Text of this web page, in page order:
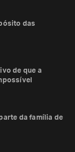
das
de que a
da família de